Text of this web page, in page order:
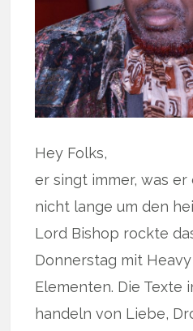
Hey Folks,
er singt immer, was
nicht lange um den
Lord Bishop rockte
Donnerstag mit
Elementen. Die Texte
handeln von Liebe,